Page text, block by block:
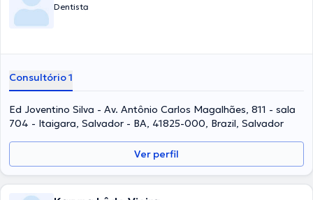
Dentista
Consultório 1
Ed Joventino Silva - Av. Antônio Carlos Magalhães, 811 - sala
704 - Itaigara, Salvador - BA, 41825-000, Brazil, Salvador
Ver perfil